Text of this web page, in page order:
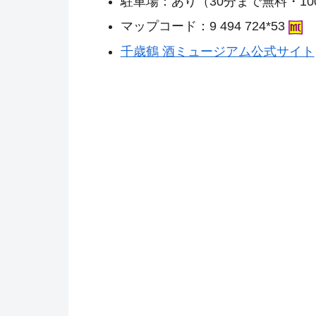
マップコード：9 494 724*53
千歳鶴 酒ミュージアム公式サイト